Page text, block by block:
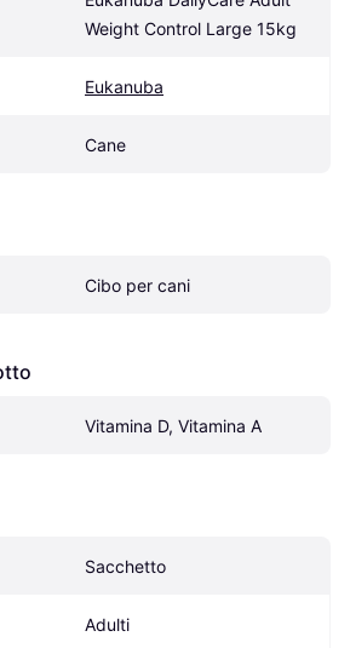
Weight Control Large 15kg
Eukanuba
Cane
Cibo per cani
Vitamina D, Vitamina A
Sacchetto
Adulti